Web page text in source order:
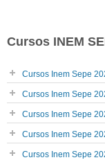
Cursos INEM
Cursos Inem Sepe
Cursos Inem Sepe
Cursos Inem Sepe
Cursos Inem Sepe
Cursos Inem Sepe